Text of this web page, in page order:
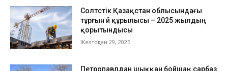
Солтүстік Қазақстан облысындағы
тұрғын үй құрылысы – 2025 жылдың
қорытындысы
Желтоқсан 29, 2025
Петропавлдан шыққан бойшаң сарбаз